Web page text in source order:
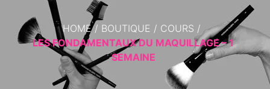
HOME / BOUTIQUE / COURS /
LES FONDAMENTAUX DU MAQUILLAGE – 1
SEMAINE